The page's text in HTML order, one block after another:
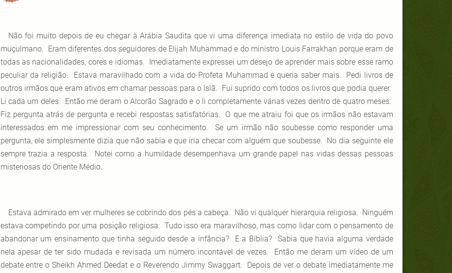
Não foi muito depois de eu chegar à Arábia Saudita que vi uma diferença imediata no estilo de vida do povo
muçulmano. Eram diferentes dos seguidores de Elijah Muhammad e do ministro Louis Farrakhan porque eram de
todas as nacionalidades, cores e idiomas. Imediatamente expressei um desejo de aprender mais sobre esse ramo
peculiar da religião. Estava maravilhado com a vida do Profeta Muhammad e queria saber mais. Pedi livros de
outros irmãos que eram ativos em chamar pessoas para o Islã. Fui suprido com todos os livros que podia querer.
Li cada um deles. Então me deram o Alcorão Sagrado e o li completamente várias vezes dentro de quatro meses.
Fiz pergunta atrás de pergunta e recebi respostas satisfatórias. O que me atraiu foi que os irmãos não estavam
interessados em me impressionar com seu conhecimento. Se um irmão não soubesse como responder uma
pergunta, ele simplesmente dizia que não sabia e que iria checar com alguém que soubesse. No dia seguinte ele
sempre trazia a resposta. Notei como a humildade desempenhava um grande papel nas vidas dessas pessoas
misteriosas do Oriente Médio.
Estava admirado em ver mulheres se cobrindo dos pés a cabeça. Não vi qualquer hierarquia religiosa. Ninguém
estava competindo por uma posição religiosa. Tudo isso era maravilhoso, mas como lidar com o pensamento de
abandonar um ensinamento que tinha seguido desde a infância? E a Bíblia? Sabia que havia alguma verdade
nela apesar de ter sido mudada e revisada um número incontável de vezes. Então me deram um vídeo de um
debate entre o Sheikh Ahmed Deedat e o Reverendo Jimmy Swaggart. Depois de ver o debate imediatamente me